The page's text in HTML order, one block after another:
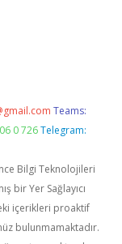
Teams:
0 726 Telegram:
Bilgi Teknolojileri
bir Yer Sağlayıcı
içerikleri proaktif
bulunmamaktadır.